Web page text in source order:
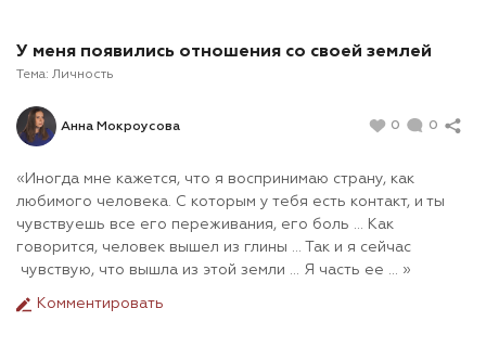
У меня появились отношения со своей землей
Тема: Личность
Анна Мокроусова 0 0
«Иногда мне кажется, что я воспринимаю страну, как
любимого человека. С которым у тебя есть контакт, и ты
чувствуешь все его переживания, его боль ... Как
говорится, человек вышел из глины ... Так и я сейчас
чувствую, что вышла из этой земли ... Я часть ее ... »
Комментировать